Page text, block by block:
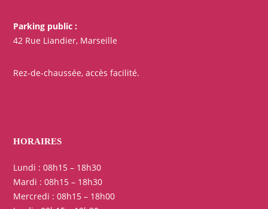
Parking public :
42 Rue Liandier, Marseille
Rez-de-chaussée, accès facilité.
HORAIRES
Lundi : 08h15 – 18h30
Mardi : 08h15 – 18h30
Mercredi : 08h15 – 18h00